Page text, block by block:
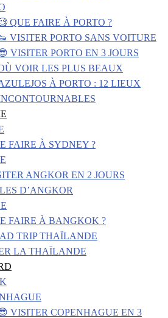
QUE FAIRE À PORTO ?
VISITER PORTO SANS VOITURE
VISITER PORTO EN 3 JOURS
VOIR LES PLUS BEAUX
À PORTO : 12 LIEUX
FAIRE À SYDNEY ?
ANGKOR EN 2 JOURS
D’ANGKOR
FAIRE À BANGKOK ?
TRIP THAÏLANDE
LA THAÏLANDE
VISITER COPENHAGUE EN 3